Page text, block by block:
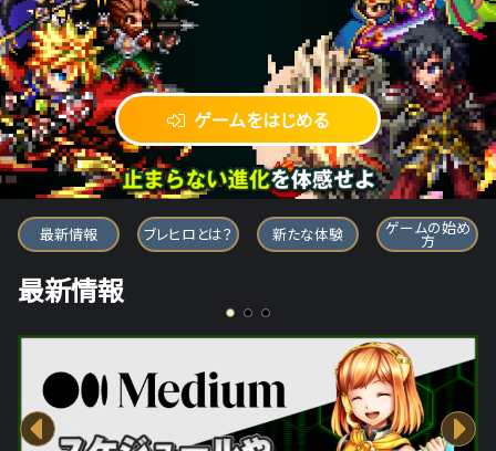
ゲームをはじめる
ブレイブ フロンティア ヒーローズ
最新情報 ブレヒロとは？ 新たな体験 ゲームの始め
方
最新情報